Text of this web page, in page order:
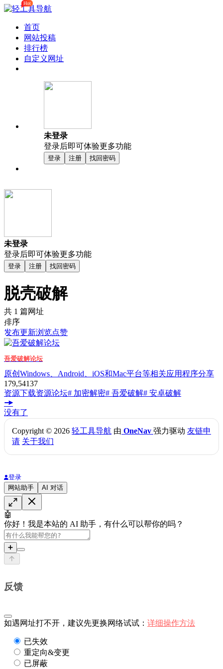
首页
网站投稿
排行榜
Hot
自定义网址
未登录
登录后即可体验更多功能
登录 注册 找回密码
未登录
登录后即可体验更多功能
登录 注册 找回密码
脱壳破解
共 1 篇网址
排序
发布更新浏览点赞
吾爱破解论坛
原创Windows、Android、iOS和Mac平台等相关应用程序分享
179,54137
资源下载资源论坛# 加密解密# 吾爱破解# 安卓破解
没有了
Copyright © 2026 轻工具导航 由 OneNav 强力驱动 友链申
请 关于我们
登录
网站助手
AI 对话
🤖
你好！我是本站的 AI 助手，有什么可以帮你的吗？
➕
反馈
如遇网址打不开，建议先更换网络试试： 详细操作方法
已失效
重定向&变更
已屏蔽